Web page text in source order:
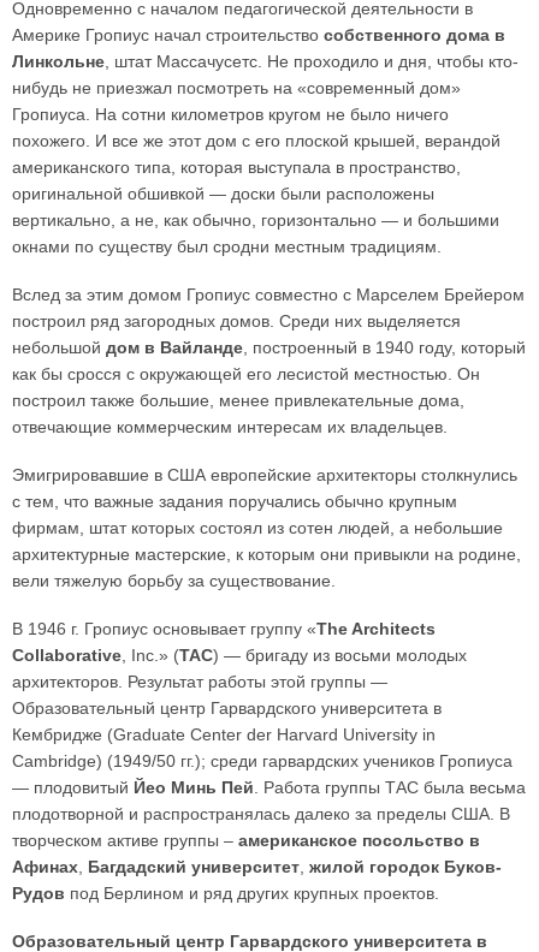
Одновременно с началом педагогической деятельности в
Америке Гропиус начал строительство собственного дома в
Линкольне , штат Массачусетс. Не проходило и дня, чтобы кто-
нибудь не приезжал посмотреть на «современный дом»
Гропиуса. На сотни километров кругом не было ничего
похожего. И все же этот дом с его плоской крышей, верандой
американского типа, которая выступала в пространство,
оригинальной обшивкой — доски были расположены
вертикально, а не, как обычно, горизонтально — и большими
окнами по существу был сродни местным традициям.
Вслед за этим домом Гропиус совместно с Марселем Брейером
построил ряд загородных домов. Среди них выделяется
небольшой дом в Вайланде , построенный в 1940 году, который
как бы сросся с окружающей его лесистой местностью. Он
построил также большие, менее привлекательные дома,
отвечающие коммерческим интересам их владельцев.
Эмигрировавшие в США европейские архитекторы столкнулись
с тем, что важные задания поручались обычно крупным
фирмам, штат которых состоял из сотен людей, а небольшие
архитектурные мастерские, к которым они привыкли на родине,
вели тяжелую борьбу за существование.
В 1946 г. Гропиус основывает группу «The Architects
Collaborative , Inc.» (TAC) — бригаду из восьми молодых
архитекторов. Результат работы этой группы —
Образовательный центр Гарвардского университета в
Кембридже (Graduate Center der Harvard University in
Cambridge) (1949/50 гг.); среди гарвардских учеников Гропиуса
— плодовитый Йео Минь Пей . Работа группы ТАС была весьма
плодотворной и распространялась далеко за пределы США. В
творческом активе группы – американское посольство в
Афинах Багдадский университет жилой городок Буков-
Рудов под Берлином и ряд других крупных проектов.
Образовательный центр Гарвардского университета в